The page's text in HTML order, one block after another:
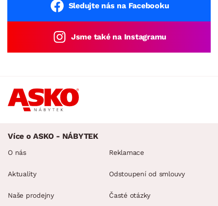
Sledujte nás na Facebooku
Jsme také na Instagramu
Více o ASKO - NÁBYTEK
O nás
Aktuality
Naše prodejny
Reklamace
Odstoupení od smlouvy
Časté otázky